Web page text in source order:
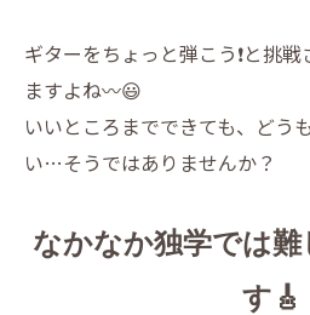
ギターをちょっと弾こう❗️と挑戦
ますよね〰️😃
いいところまでできても、どう
い…そうではありませんか？
なかなか独学では
す🎸